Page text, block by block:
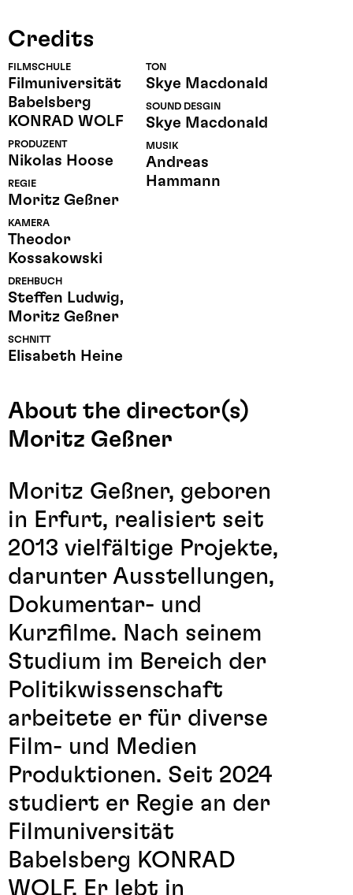
Credits
FILMSCHULE
Filmuniversität
Babelsberg
KONRAD WOLF
PRODUZENT
Nikolas Hoose
REGIE
Moritz Geßner
KAMERA
Theodor
Kossakowski
DREHBUCH
Steffen Ludwig,
Moritz Geßner
SCHNITT
Elisabeth Heine
TON
Skye Macdonald
SOUND DESGIN
Skye Macdonald
MUSIK
Andreas
Hammann
About the director(s)
Moritz Geßner
Moritz Geßner, geboren
in Erfurt, realisiert seit
2013 vielfältige Projekte,
darunter Ausstellungen,
Dokumentar- und
Kurzfilme. Nach seinem
Studium im Bereich der
Politikwissenschaft
arbeitete er für diverse
Film- und Medien
Produktionen. Seit 2024
studiert er Regie an der
Filmuniversität
Babelsberg KONRAD
WOLF. Er lebt in